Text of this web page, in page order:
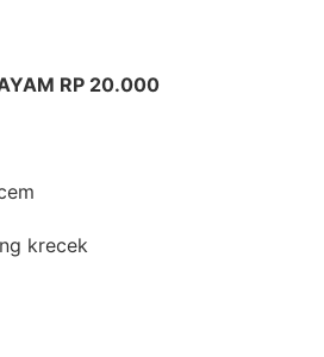
RP 20.000
krecek